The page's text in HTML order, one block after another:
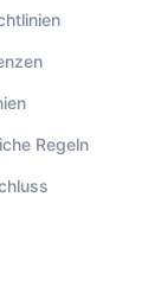
Regeln